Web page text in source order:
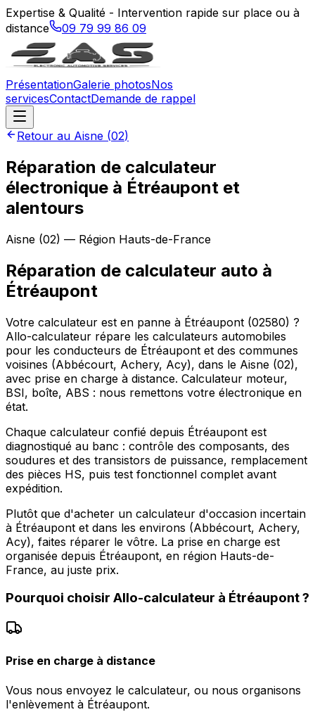
Expertise & Qualité - Intervention rapide sur place ou à
distance
09 79 99 86 09
PrésentationGalerie photosNos
servicesContactDemande de rappel
Retour au Aisne (02)
Réparation de calculateur
électronique à Étréaupont et
alentours
Aisne (02) — Région Hauts-de-France
Réparation de calculateur auto à
Étréaupont
Votre calculateur est en panne à Étréaupont (02580) ?
Allo-calculateur répare les calculateurs automobiles
pour les conducteurs de Étréaupont et des communes
voisines (Abbécourt, Achery, Acy), dans le Aisne (02),
avec prise en charge à distance. Calculateur moteur,
BSI, boîte, ABS : nous remettons votre électronique en
état.
Chaque calculateur confié depuis Étréaupont est
diagnostiqué au banc : contrôle des composants, des
soudures et des transistors de puissance, remplacement
des pièces HS, puis test fonctionnel complet avant
expédition.
Plutôt que d'acheter un calculateur d'occasion incertain
à Étréaupont et dans les environs (Abbécourt, Achery,
Acy), faites réparer le vôtre. La prise en charge est
organisée depuis Étréaupont, en région Hauts-de-
France, au juste prix.
Pourquoi choisir Allo-calculateur à Étréaupont?
Prise en charge à distance
Vous nous envoyez le calculateur, ou nous organisons
l'enlèvement à Étréaupont.